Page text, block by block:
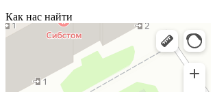
Как нас найти